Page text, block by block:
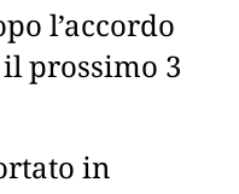
l’accordo
prossimo 3
in